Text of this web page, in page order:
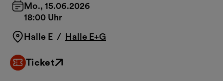
Mo., 15.06.2026
18:00 Uhr
Halle E / Halle E+G
Ticket
Externer Link